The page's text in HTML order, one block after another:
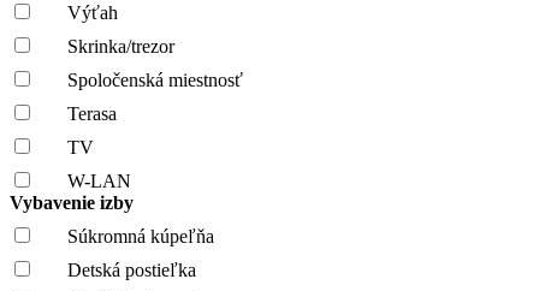
Výťah
Skrinka/trezor
Spoločenská miestnosť
Terasa
TV
W-LAN
Vybavenie izby
Súkromná kúpeľňa
Detská postieľka